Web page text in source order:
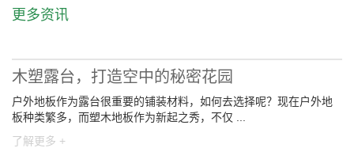
更多资讯
木塑露台，打造空中的秘密花园
户外地板作为露台很重要的铺装材料，如何去选择呢？现在户外地
板种类繁多，而塑木地板作为新起之秀，不仅 ...
了解更多 +